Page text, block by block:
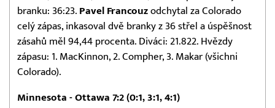
branku: 36:23. Pavel Francouz odchytal za Colorado
celý zápas, inkasoval dvě branky z 36 střel a úspěšnost
zásahů měl 94,44 procenta. Diváci: 21.822. Hvězdy
zápasu: 1. MacKinnon, 2. Compher, 3. Makar (všichni
Colorado).
Minnesota - Ottawa 7:2 (0:1, 3:1, 4:1)